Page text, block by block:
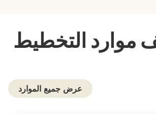
موارد التخطيط
عرض جميع الموارد